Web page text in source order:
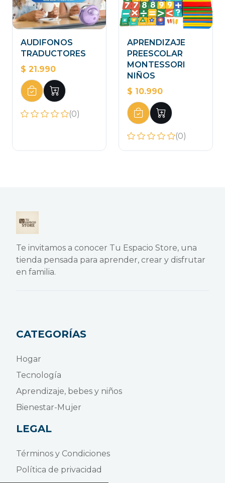
AUDIFONOS
TRADUCTORES
$ 21.990
(0)
APRENDIZAJE
PREESCOLAR
MONTESSORI
NIÑOS
$ 10.990
(0)
Te invitamos a conocer Tu Espacio Store, una
tienda pensada para aprender, crear y disfrutar
en familia.
CATEGORÍAS
Hogar
Tecnología
Aprendizaje, bebes y niños
Bienestar-Mujer
LEGAL
Términos y Condiciones
Política de privacidad